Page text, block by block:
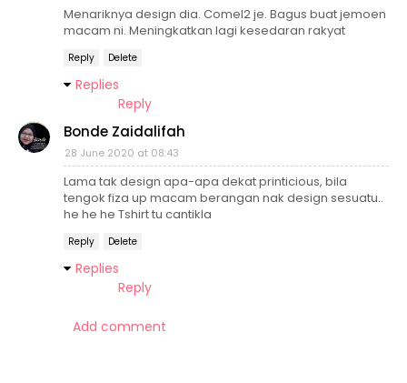
Menariknya design dia. Comel2 je. Bagus buat jemoen
macam ni. Meningkatkan lagi kesedaran rakyat
Reply Delete
Replies
Reply
Bonde Zaidalifah
28 June 2020 at 08:43
Lama tak design apa-apa dekat printicious, bila
tengok fiza up macam berangan nak design sesuatu..
he he he Tshirt tu cantikla
Reply Delete
Replies
Reply
Add comment